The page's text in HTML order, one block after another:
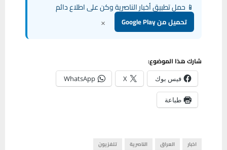
📱 حمل تطبيق أخبار الناصرية وكن على اطلاع دائم
تحميل من Google Play ×
شارك هذا الموضوع:
فيس بوك X
WhatsApp
طباعة
اخبار العراق الناصرية تلفزيون